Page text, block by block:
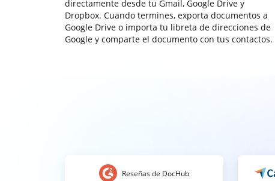
directamente desde tu Gmail, Google Drive y
Dropbox. Cuando termines, exporta documentos a
Google Drive o importa tu libreta de direcciones de
Google y comparte el documento con tus contactos.
Reseñas de DocHub